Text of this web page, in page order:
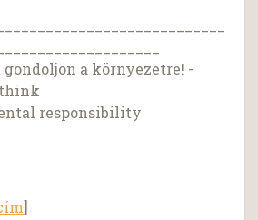
a környezetre! -
responsibility
]